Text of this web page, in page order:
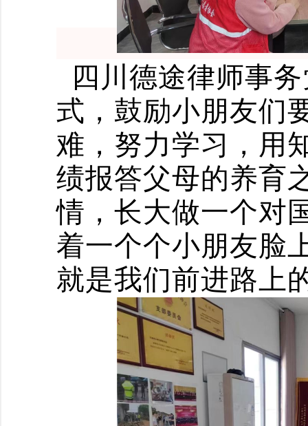
四川德途律师事
式，鼓励小朋友们
难，努力学习，用
绩报答父母的养育
情，长大做一个对
着一个个小朋友脸
就是我们前进路上